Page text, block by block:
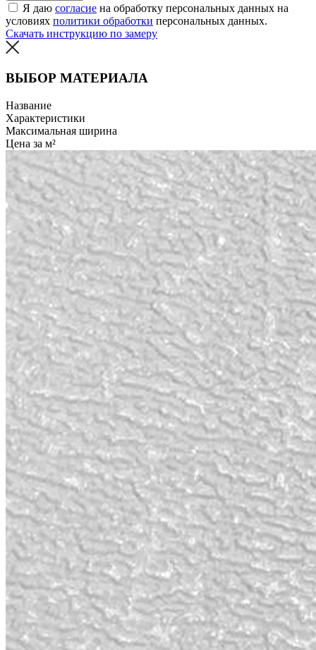
Я даю согласие на обработку персональных данных на
условиях политики обработки персональных данных.
Скачать инструкцию по замеру
ВЫБОР МАТЕРИАЛА
Название
Характеристики
Максимальная ширина
Цена за м²